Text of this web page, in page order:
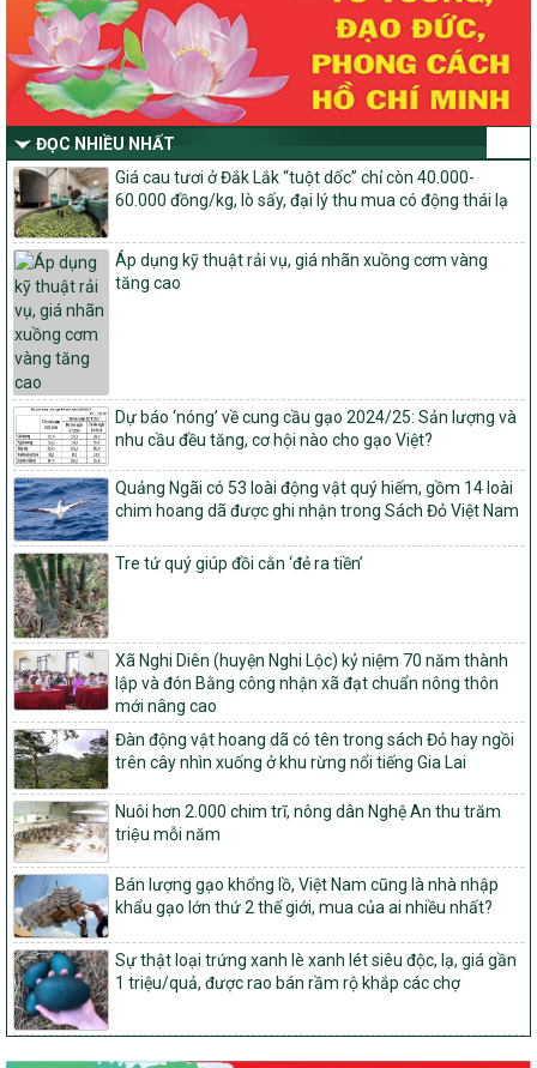
Thông tư Số 23/2026/TT-BNNMT
Thông tư Hướng dẫn thực hiện một số nội dung Chương trình
mục tiêu quốc gia xây dựng nông thôn mới, giảm nghèo bền
vững và phát triển kinh tế – xã hội vùng đồng bào dân tộc thiểu
số và miền núi giai đoạn 2026-2030 thuộc phạm vi quản lý nhà
nước của Bộ Nông nghiệp và Môi trường
Quyết định số: 26/2026/QĐ-TTg
Quyết định ban hành Bộ tiêu chí và quy trình đánh giá, phân hạng
sản phẩm Mỗi xã một sản phẩm
số: 19/2026/QĐ-TTg
Quy định điều kiện, trình tự, thủ tục, hồ sơ xét, công nhận, công bố
và thu hồi quyết định công nhận xã đạt chuẩn nông thôn mới, xã
đạt nông thôn mới hiện đại và tỉnh, thành phố hoàn thành nhiệm
vụ xây dựng nông thôn mới giai đoạn 2026 – 2030
Quyết định số 16/2026/QĐ-TTg
Quy định nguyên tắc, tiêu chí, định mức phân bổ ngân sách trung
ương và tỉ lệ vốn đối ứng ngân sách của địa phương thực hiện
Chương trình mục tiêu quốc gia xây dựng nông thôn mới, giảm
nghèo bền vững và phát triển kinh tế – xã hội vùng đồng bào dân
tộc thiểu số và miền núi giai đoạn 2026 – 2030
1451/QĐ-UBND
Phê duyệt danh sách các xã thuộc nhóm 1, nhóm 2, nhóm 3
trong xây dựng nông thôn mới giai đoạn 2026-2030 trên địa bàn
tỉnh Nghệ An
103/PTNT-NTM
Về việc đăng ký thực hiện Dự án liên kết theo chuỗi giá trị thuộc
Dự án 2 – Chương trình Mục tiêu quốc gia Giảm nghèo bền vững
giai đoạn 2021-2025 được kéo dài sang năm 2026
827/QĐ-BNNMT
Quyết định Ban hành Kế hoạch triển khai thực hiện Chương trình
mục tiêu quốc gia xây dựng nông thôn mới, giảm nghèo bền
vững và phát triển kinh tế – xã hội vùng đồng bào dân tộc thiểu
số và miền núi giai đoạn 2026-2035, giai đoạn I: Từ năm 2026
đến năm 2030
14/2026/TT-BNNMT
Hướng dẫn thực hiện một số nội dung tiêu chí, điều kiện thuộc Bộ
tiêu chí quốc gia về nông thôn mới giai đoạn 2026 – 2030 thuộc
phạm vi quản lý nhà nước của Bộ Nông nghiệp và Môi trường
417/QĐ-BNNMT
Phê duyệt Chương trình mục tiêu quốc gia xây dựng nông thôn
mới, giảm nghèo bền vững và phát triển kinh tế – xã hội vùng
đồng bào dân tộc thiểu số và miền núi giai đoạn 2026-2035, giai
ĐỌC NHIỀU NHẤT
Giá cau tươi ở Đắk Lắk “tuột dốc” chỉ còn 40.000-
60.000 đồng/kg, lò sấy, đại lý thu mua có động thái lạ
Áp dụng kỹ thuật rải vụ, giá nhãn xuồng cơm vàng
tăng cao
Dự báo ‘nóng’ về cung cầu gạo 2024/25: Sản lượng và
nhu cầu đều tăng, cơ hội nào cho gạo Việt?
Quảng Ngãi có 53 loài động vật quý hiếm, gồm 14 loài
chim hoang dã được ghi nhận trong Sách Đỏ Việt Nam
Tre tứ quý giúp đồi cằn ‘đẻ ra tiền’
Xã Nghi Diên (huyện Nghi Lộc) kỷ niệm 70 năm thành
lập và đón Bằng công nhận xã đạt chuẩn nông thôn
mới nâng cao
Đàn động vật hoang dã có tên trong sách Đỏ hay ngồi
trên cây nhìn xuống ở khu rừng nổi tiếng Gia Lai
Nuôi hơn 2.000 chim trĩ, nông dân Nghệ An thu trăm
triệu mỗi năm
Bán lượng gạo khổng lồ, Việt Nam cũng là nhà nhập
khẩu gạo lớn thứ 2 thế giới, mua của ai nhiều nhất?
Sự thật loại trứng xanh lè xanh lét siêu độc, lạ, giá gần
1 triệu/quả, được rao bán rầm rộ khắp các chợ